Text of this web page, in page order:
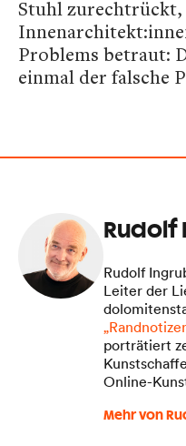
Stuhl zurechtrückt,
Problems betraut:
einmal der falsche
Rudolf
Rudolf
Leiter der
porträtiert
Online-
Mehr von